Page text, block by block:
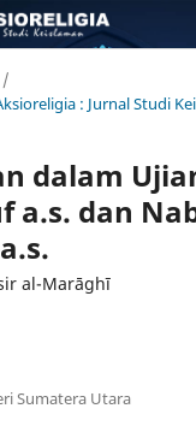
/
: Jurnal Studi
dalam
a.s. dan
al-Marāghī
Sumatera Utara